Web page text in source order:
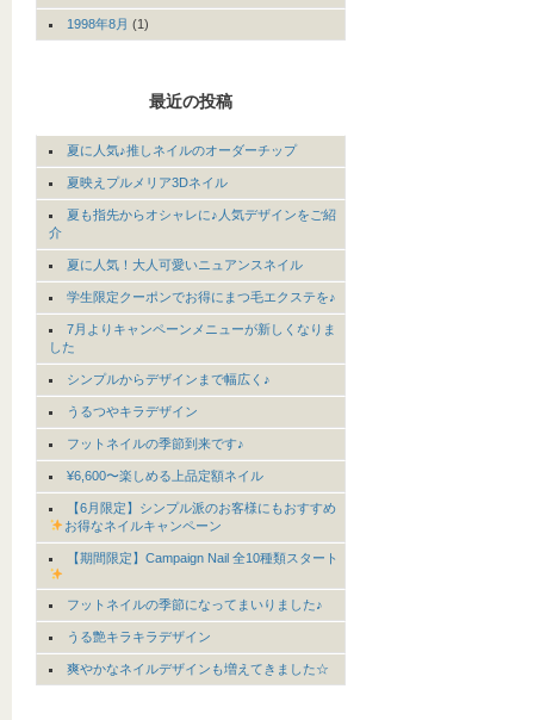
1998年8月 (1)
最近の投稿
夏に人気♪推しネイルのオーダーチップ
夏映えプルメリア3Dネイル
夏も指先からオシャレに♪人気デザインをご紹
介
夏に人気！大人可愛いニュアンスネイル
学生限定クーポンでお得にまつ毛エクステを♪
7月よりキャンペーンメニューが新しくなりま
した
シンプルからデザインまで幅広く♪
うるつやキラデザイン
フットネイルの季節到来です♪
¥6,600〜楽しめる上品定額ネイル
【6月限定】シンプル派のお客様にもおすすめ
お得なネイルキャンペーン
【期間限定】Campaign Nail 全10種類スタート
フットネイルの季節になってまいりました♪
うる艶キラキラデザイン
爽やかなネイルデザインも増えてきました☆